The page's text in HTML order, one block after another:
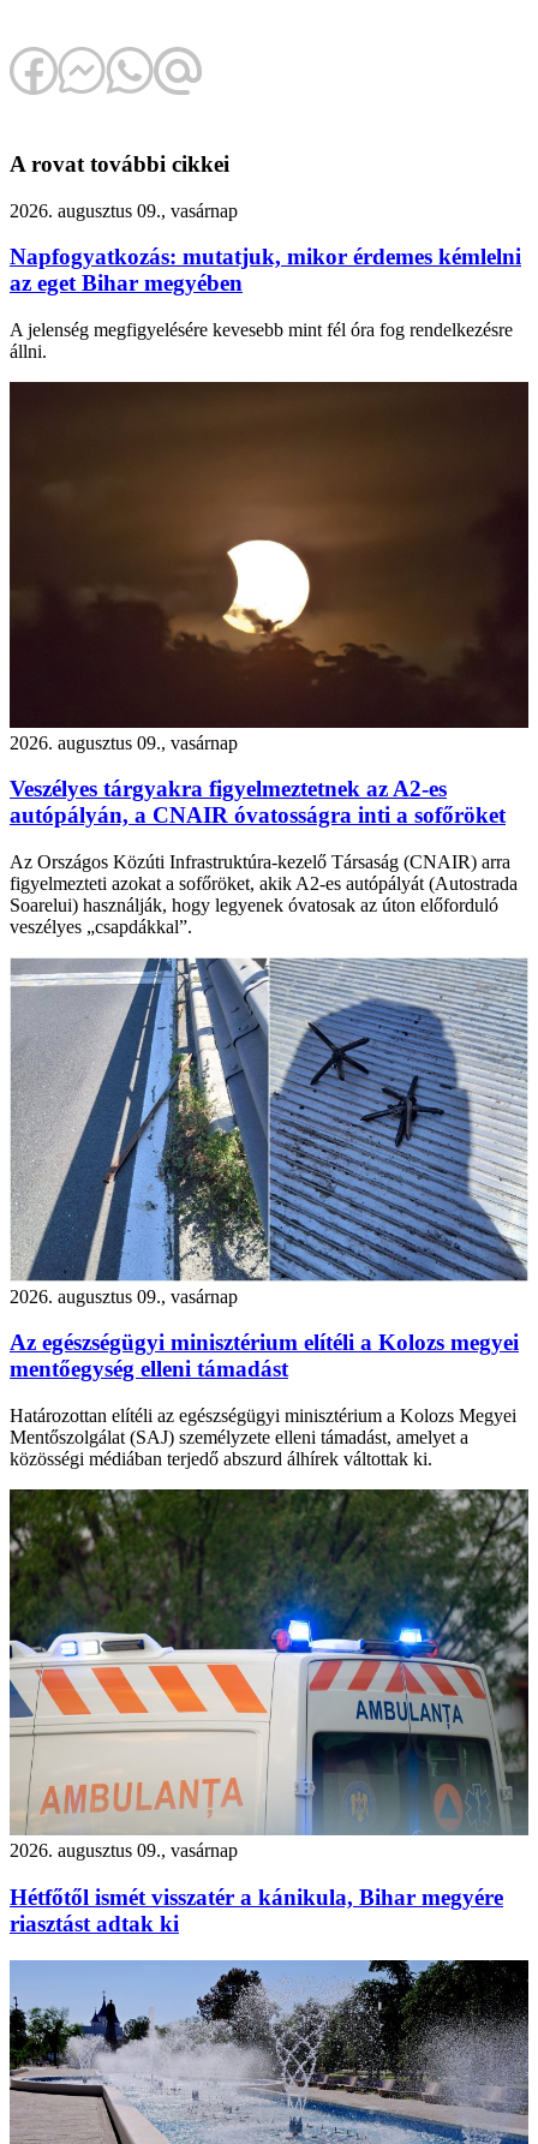
A rovat további cikkei
2026. augusztus 09., vasárnap
Napfogyatkozás: mutatjuk, mikor érdemes kémlelni
az eget Bihar megyében
A jelenség megfigyelésére kevesebb mint fél óra fog rendelkezésre
állni.
2026. augusztus 09., vasárnap
Veszélyes tárgyakra figyelmeztetnek az A2-es
autópályán, a CNAIR óvatosságra inti a sofőröket
Az Országos Közúti Infrastruktúra-kezelő Társaság (CNAIR) arra
figyelmezteti azokat a sofőröket, akik A2-es autópályát (Autostrada
Soarelui) használják, hogy legyenek óvatosak az úton előforduló
veszélyes „csapdákkal”.
2026. augusztus 09., vasárnap
Az egészségügyi minisztérium elítéli a Kolozs megyei
mentőegység elleni támadást
Határozottan elítéli az egészségügyi minisztérium a Kolozs Megyei
Mentőszolgálat (SAJ) személyzete elleni támadást, amelyet a
közösségi médiában terjedő abszurd álhírek váltottak ki.
2026. augusztus 09., vasárnap
Hétfőtől ismét visszatér a kánikula, Bihar megyére
riasztást adtak ki